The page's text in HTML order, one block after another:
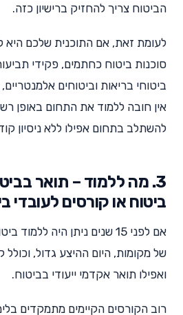
הביטוח צריך להחזיק ברישיון כזה.
לעומת זאת, אם התוכנית שלכם היא
סוכנות ביטוח כחתמים, פקידי
ביטוחי בריאות וביטוחים
אין חובה ללמוד את התחום באופן
להשתלב בתחום אפילו ללא ניסיון
3. מה ללמוד – תואר
ביטוח או קורסים לעובדי
אם לפני 15 שנים ניתן היה
של מקומות, היום ההיצע גדול,
ואפילו תואר אקדמי ייעודי בביטוח.
רוב הקורסים הקיימים מתמקדים